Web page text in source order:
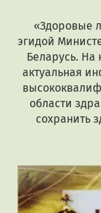
«Здоровые
эгидой
Беларусь. На
актуальная
области
сохранить